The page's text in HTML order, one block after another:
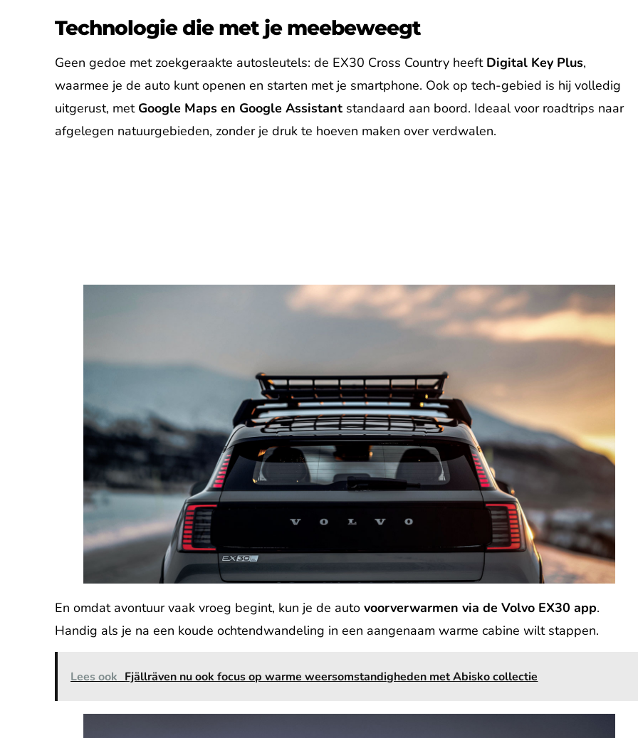
Technologie die met je meebeweegt
Geen gedoe met zoekgeraakte autosleutels: de EX30 Cross Country heeft Digital Key Plus,
waarmee je de auto kunt openen en starten met je smartphone. Ook op tech-gebied is hij volledig
uitgerust, met Google Maps en Google Assistant standaard aan boord. Ideaal voor roadtrips naar
afgelegen natuurgebieden, zonder je druk te hoeven maken over verdwalen.
En omdat avontuur vaak vroeg begint, kun je de autovoorverwarmen via de Volvo EX30 app.
Handig als je na een koude ochtendwandeling in een aangenaam warme cabine wilt stappen.
Lees ook Fjällräven nu ook focus op warme weersomstandigheden met Abisko collectie